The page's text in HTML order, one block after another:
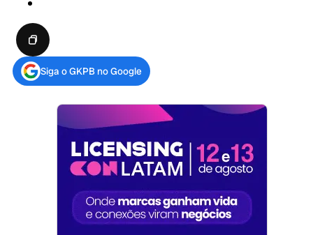
Siga o GKPB no Google